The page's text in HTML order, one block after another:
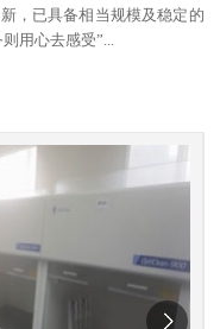
，已具备相当规模及稳定的
用心去感受”...